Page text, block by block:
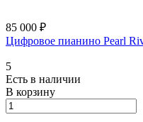
85 000 ₽
Цифровое пианино Pearl
5
Есть в наличии
В корзину